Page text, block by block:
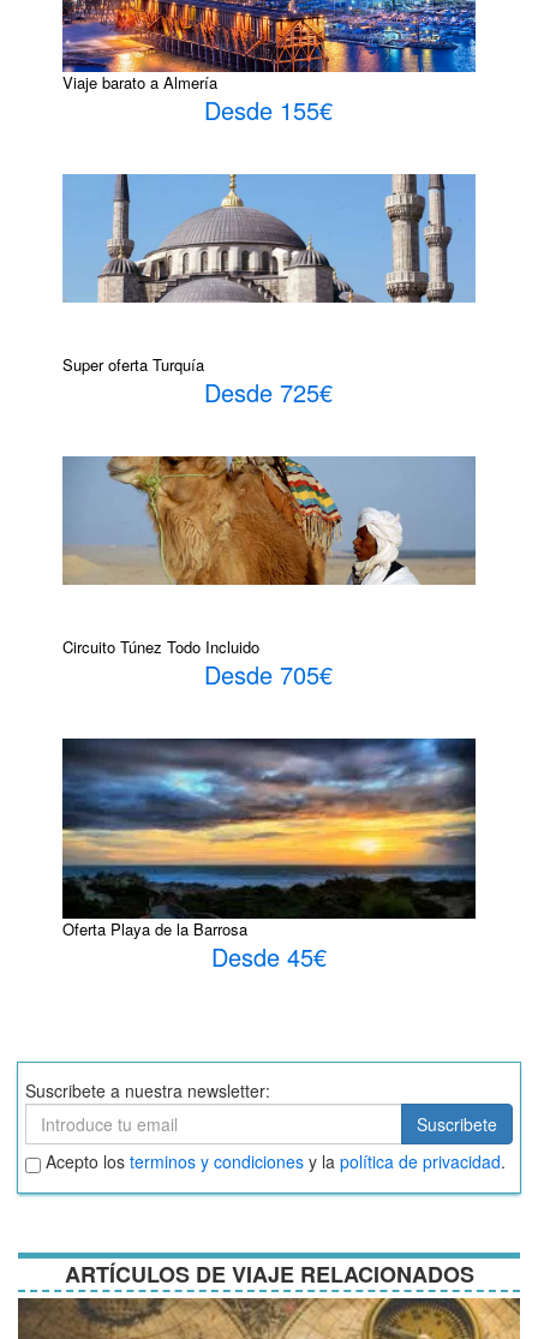
Viaje barato a Almería
Desde 155€
Super oferta Turquía
Desde 725€
Circuito Túnez Todo Incluido
Desde 705€
Oferta Playa de la Barrosa
Desde 45€
Suscribete a nuestra newsletter:
Suscribete
Suscribete
Aceptar
términos
y
Acepto los terminos y condiciones y la política de privacidad.
ARTÍCULOS DE VIAJE RELACIONADOS